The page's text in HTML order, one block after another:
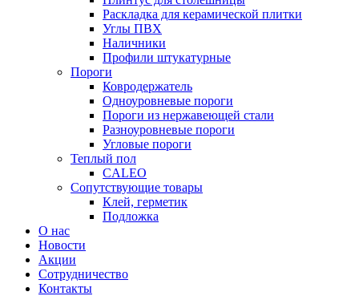
Раскладка для керамической плитки
Углы ПВХ
Наличники
Профили штукатурные
Пороги
Ковродержатель
Одноуровневые пороги
Пороги из нержавеющей стали
Разноуровневые пороги
Угловые пороги
Теплый пол
CALEO
Сопутствующие товары
Клей, герметик
Подложка
О нас
Новости
Акции
Сотрудничество
Контакты